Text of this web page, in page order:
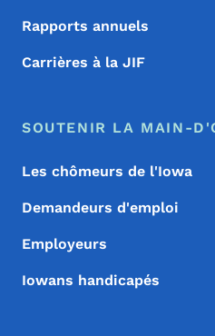
Rapports annuels
Carrières à la JIF
SOUTENIR LA MAIN-
Les chômeurs de l'Iowa
Demandeurs d'emploi
Employeurs
Iowans handicapés